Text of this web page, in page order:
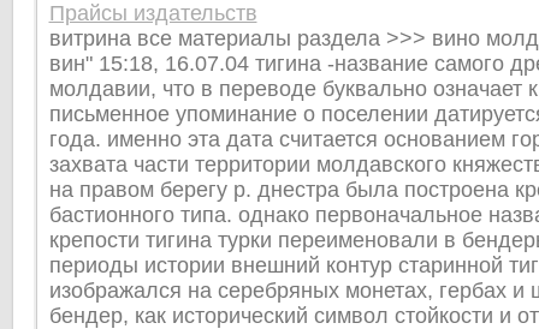
Прайсы издательств
витрина все материалы раздела >>> вино
вин" 15:18, 16.07.04 тигина -название самого
молдавии, что в переводе буквально означает
письменное упоминание о поселении
года. именно эта дата считается основанием
захвата части территории молдавского
на правом берегу р. днестра была построена
бастионного типа. однако первоначальное
крепости тигина турки переименовали в
периоды истории внешний контур старинной
изображался на серебряных монетах, гербах и
бендер, как исторический символ стойкости и